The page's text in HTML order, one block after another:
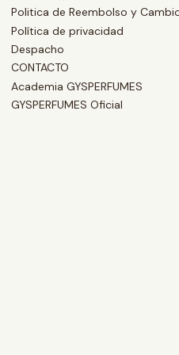
Politica de Reembolso y
Política de privacidad
Despacho
CONTACTO
Academia GYSPERFUMES
GYSPERFUMES Oficial